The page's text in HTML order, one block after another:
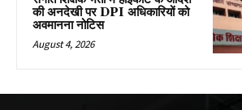
की अनदेखी पर DPI अधिकारियों को
अवमानना नोटिस
August 4, 2026